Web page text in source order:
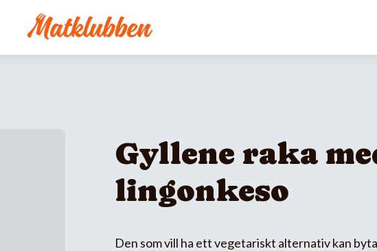
Gyllene raka
lingonkeso
Den som vill ha ett vegetariskt alternativ kan